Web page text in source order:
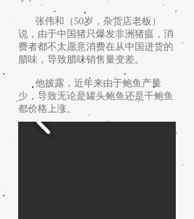
张伟和（50岁，杂货店老板）
说，由于中国猪只爆发非洲猪瘟，消
费者都不太愿意消费在从中国进货的
腊味，导致腊味销售量变差。
他披露，近年来由于鲍鱼产量
少，导致无论是罐头鲍鱼还是干鲍鱼
都价格上涨。